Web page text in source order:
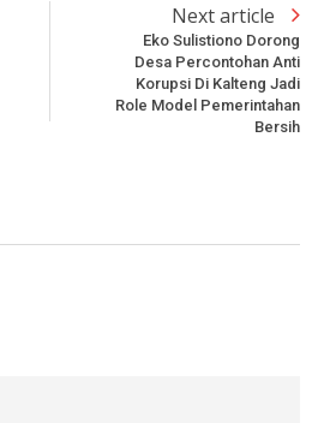
Next article
Eko Sulistiono Dorong
Desa Percontohan Anti
Korupsi Di Kalteng Jadi
Role Model Pemerintahan
Bersih